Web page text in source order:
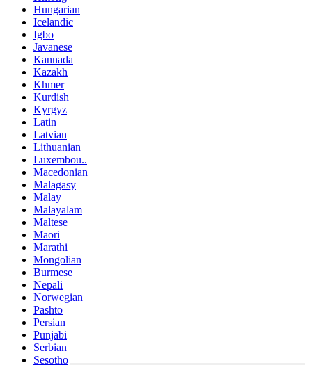
Hungarian
Icelandic
Igbo
Javanese
Kannada
Kazakh
Khmer
Kurdish
Kyrgyz
Latin
Latvian
Lithuanian
Luxembou..
Macedonian
Malagasy
Malay
Malayalam
Maltese
Maori
Marathi
Mongolian
Burmese
Nepali
Norwegian
Pashto
Persian
Punjabi
Serbian
Sesotho